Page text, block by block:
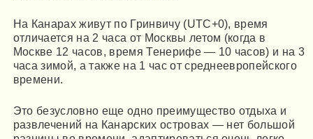
На Канарах живут по Гринвичу (UTC+0), время
отличается на 2 часа от Москвы летом (когда в
Москве 12 часов, время Тенерифе — 10 часов) и на 3
часа зимой, а также на 1 час от среднеевропейского
времени.
Это безусловно еще одно преимущество отдыха и
развлечений на Канарских островах — нет большой